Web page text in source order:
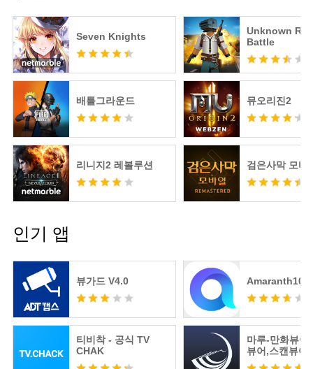
Seven Knights
Unknown
Battle
배틀그라운드 뮤오리진2
리니지2 레볼루션 검은사막 모바
인기 앱
뷰가드 V4.0
티비착 - 공식 TV
CHAK
Amaranth10
마루-만화뷰어
뷰어,스캔뷰어
어